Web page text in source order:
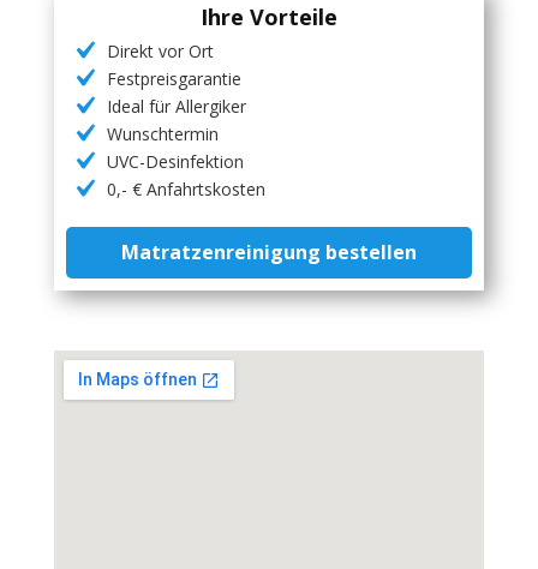
Ihre Vorteile
Direkt vor Ort
Festpreisgarantie
Ideal für Allergiker
Wunschtermin
UVC-Desinfektion
0,- € Anfahrtskosten
Matratzenreinigung bestellen